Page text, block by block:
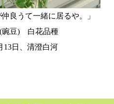
良うて一緒に居るや。」
豌豆) 白花品種
13日、清澄白河